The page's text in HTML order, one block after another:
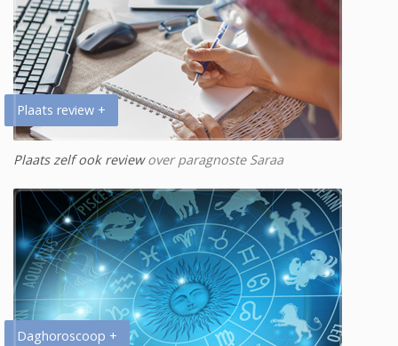
Plaats review +
Plaats zelf ook reviewover paragnoste Saraa
Daghoroscoop +